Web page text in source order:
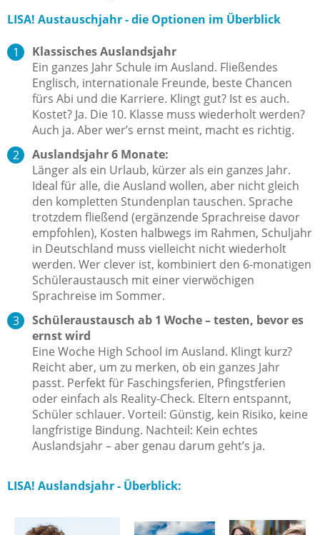
LISA! Austauschjahr - die Optionen im Überblick
Klassisches Auslandsjahr
Ein ganzes Jahr Schule im Ausland. Fließendes
Englisch, internationale Freunde, beste Chancen
fürs Abi und die Karriere. Klingt gut? Ist es auch.
Kostet? Ja. Die 10. Klasse muss wiederholt werden?
Auch ja. Aber wer’s ernst meint, macht es richtig.
Auslandsjahr 6 Monate:
Länger als ein Urlaub, kürzer als ein ganzes Jahr.
Ideal für alle, die Ausland wollen, aber nicht gleich
den kompletten Stundenplan tauschen. Sprache
trotzdem fließend (ergänzende Sprachreise davor
empfohlen), Kosten halbwegs im Rahmen, Schuljahr
in Deutschland muss vielleicht nicht wiederholt
werden. Wer clever ist, kombiniert den 6-monatigen
Schüleraustausch mit einer vierwöchigen
Sprachreise im Sommer.
Schüleraustausch ab 1 Woche – testen, bevor es
ernst wird
Eine Woche High School im Ausland. Klingt kurz?
Reicht aber, um zu merken, ob ein ganzes Jahr
passt. Perfekt für Faschingsferien, Pfingstferien
oder einfach als Reality-Check. Eltern entspannt,
Schüler schlauer. Vorteil: Günstig, kein Risiko, keine
langfristige Bindung. Nachteil: Kein echtes
Auslandsjahr – aber genau darum geht’s ja.
LISA! Auslandsjahr - Überblick: